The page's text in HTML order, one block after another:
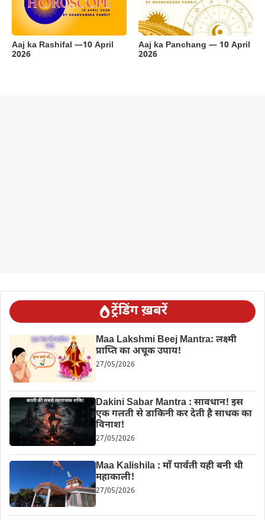
Aaj ka Rashifal —10 April
2026
Aaj ka Panchang — 10 April
2026
ट्रेंडिंग ख़बरें
Maa Lakshmi Beej Mantra: लक्ष्मी
प्राप्ति का अचूक उपाय!
27/05/2026
Dakini Sabar Mantra : सावधान! इस
एक गलती से डाकिनी कर देती है साधक का
विनाश!
27/05/2026
Maa Kalishila : माँ पार्वती यही बनी थी
महाकाली!
27/05/2026